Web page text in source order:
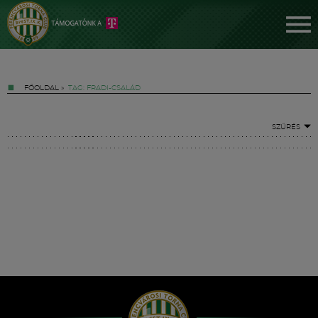
FŐOLDAL » TAG: FRADI-CSALÁD
SZŰRÉS
Hírek